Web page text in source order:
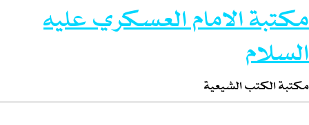
مكتبة الامام العسكري عليه
السلام
مكتبة الكتب الشيعية